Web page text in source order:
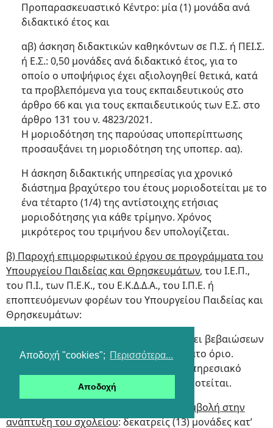
Αποδοχή "cookies"; Περισσότερα...
Αποδοχή
Προπαρασκευαστικό Κέντρο: μία (1) μονάδα ανά
διδακτικό έτος και
αβ) άσκηση διδακτικών καθηκόντων σε Π.Σ. ή ΠΕΙ.Σ.
ή Ε.Σ.: 0,50 μονάδες ανά διδακτικό έτος, για το
οποίο ο υποψήφιος έχει αξιολογηθεί θετικά, κατά
τα προβλεπόμενα για τους εκπαιδευτικούς στο
άρθρο 66 και για τους εκπαιδευτικούς των Ε.Σ. στο
άρθρο 131 του ν. 4823/2021.
Η μοριοδότηση της παρούσας υποπερίπτωσης
προσαυξάνει τη μοριοδότηση της υποπερ. αα).
Η άσκηση διδακτικής υπηρεσίας για χρονικό
διάστημα βραχύτερο του έτους μοριοδοτείται με το
ένα τέταρτο (1/4) της αντίστοιχης ετήσιας
μοριοδότησης για κάθε τρίμηνο. Χρόνος
μικρότερος του τριμήνου δεν υπολογίζεται.
β) Παροχή επιμορφωτικού έργου σε προγράμματα του
Υπουργείου Παιδείας και Θρησκευμάτων, του Ι.Ε.Π.,
του Π.Ι., των Π.Ε.Κ., του Ε.Κ.Δ.Δ.Α., του Ι.Π.Ε. ή
εποπτευόμενων φορέων του Υπουργείου Παιδείας και
Θρησκευμάτων:
0,10 μονάδες ανά δέκα (10) ώρες βάσει βεβαιώσεων
και έως πέντε (5) μονάδες κατ’ ανώτατο όριο.
Επιμορφωτικό έργο που αποτελεί υπηρεσιακό
καθήκον του υποψηφίου δεν μοριοδοτείται.
γ) Καινοτόμο εκπαιδευτικό έργο και συμβολή στην
ανάπτυξη του σχολείου: δεκατρείς (13) μονάδες κατ’